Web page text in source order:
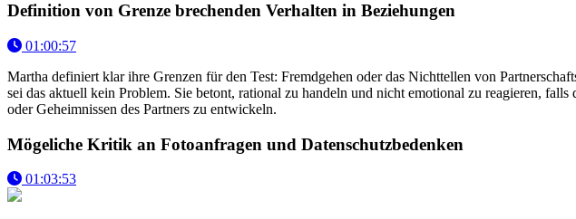
Definition von Grenze brechenden Verhalten in Beziehungen
01:00:57
Martha definiert klar ihre Grenzen für den Test: Fremdgehen oder das Nichttellen von
sei das aktuell kein Problem. Sie betont, rational zu handeln und nicht emotional zu reagieren,
oder Geheimnissen des Partners zu entwickeln.
Mögeliche Kritik an Fotoanfragen und Datenschutzbedenken
01:03:53